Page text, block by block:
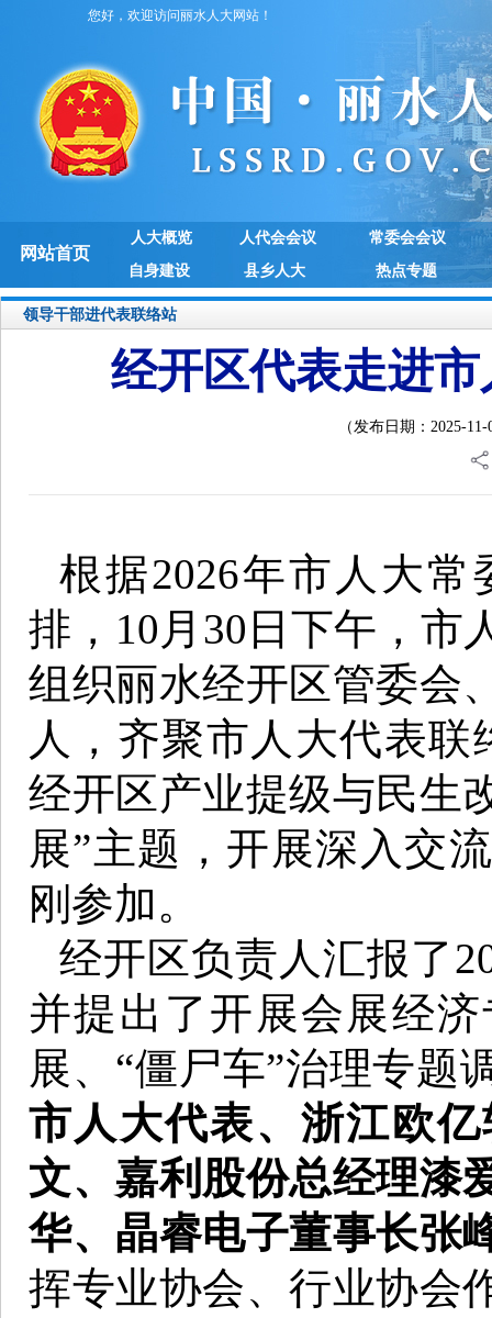
您好，欢迎访问丽水人大网站！
网站首页
人大概览 人代会会议
常委会会议
自身建设
县乡人大 热点专题
领导干部进代表联络站
经开区代表走进
（发布日期：2025-
根据2026年市人大
排，10月30日下午，市
组织丽水经开区管委会
人，齐聚市人大代表
经开区产业提级与民生
展”主题，开展深入交
刚参加。
经开区负责人汇报了
并提出了开展会展经
展、“僵尸车”治理专题
市人大代表、浙江欧
文、嘉利股份总经理漆
华、晶睿电子董事长张
挥专业协会、行业协会